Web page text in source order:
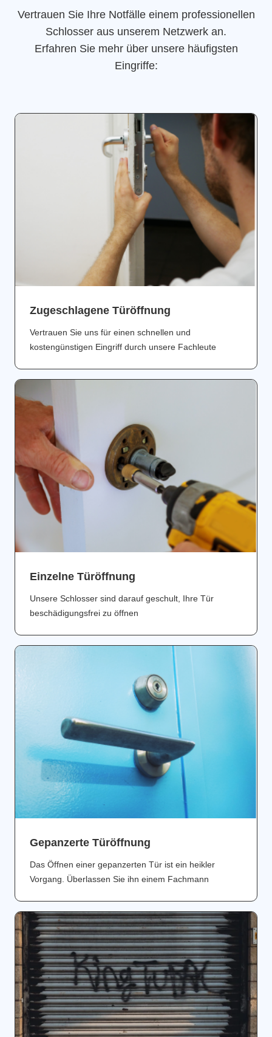
Vertrauen Sie Ihre Notfälle einem professionellen
Schlosser aus unserem Netzwerk an.
Erfahren Sie mehr über unsere häufigsten
Eingriffe:
Zugeschlagene Türöffnung
Vertrauen Sie uns für einen schnellen und
kostengünstigen Eingriff durch unsere Fachleute
Einzelne Türöffnung
Unsere Schlosser sind darauf geschult, Ihre Tür
beschädigungsfrei zu öffnen
Gepanzerte Türöffnung
Das Öffnen einer gepanzerten Tür ist ein heikler
Vorgang. Überlassen Sie ihn einem Fachmann